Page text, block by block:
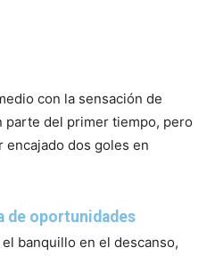
con la sensación de
parte del primer tiempo, pero
encajado dos goles en
de oportunidades
banquillo en el descanso,